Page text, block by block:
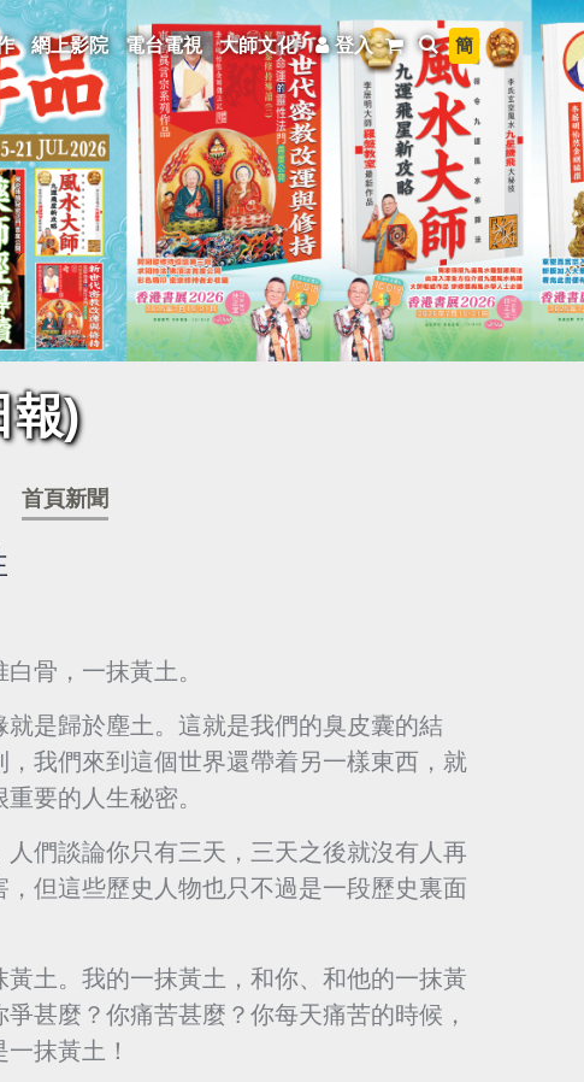
網上影院 電台電視 大師文化 登入 簡
報)
首頁新聞
骨，一抹黃土。
是歸於塵土。這就是我們的臭皮囊的結
我們來到這個世界還帶着另一樣東西，就
要的人生秘密。
們談論你只有三天，三天之後就沒有人再
但這些歷史人物也只不過是一段歷史裏面
土。我的一抹黃土，和你、和他的一抹黃
甚麼？你痛苦甚麼？你每天痛苦的時候，
抹黃土！